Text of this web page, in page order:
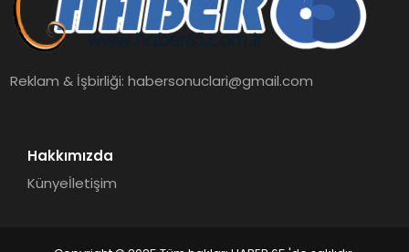
Reklam & İşbirliği:habersonuclari@gmail.com
Hakkımızda
Künyeİletişim